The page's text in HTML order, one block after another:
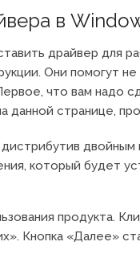
в
драйвер для
Они помогут
что вам надо
данной странице,
дистрибутив
который будет
продукта.
Кнопка «Далее»